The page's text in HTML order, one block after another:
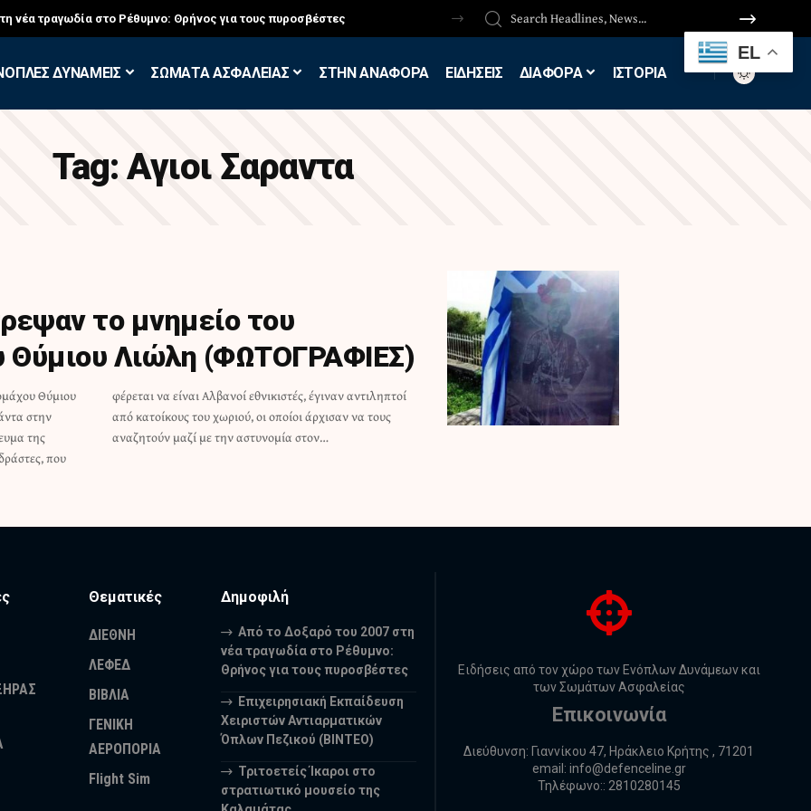
νέα τραγωδία στο Ρέθυμνο: Θρήνος για τους πυροσβέστες
ΔΥΝΑΜΕΙΣ ΣΩΜΑΤΑ ΑΣΦΑΛΕΙΑΣ ΣΤΗΝ ΑΝΑΦΟΡΑ ΕΙΔΗΣΕΙΣ ΔΙΑΦΟΡΑ ΙΣΤΟΡΙΑ
Tag: Αγιοι Σαραντα
το μνημείο του
Θύμιου Λιώλη (ΦΩΤΟΓΡΑΦΙΕΣ)
Θύμιου
στην
της
που
αντιληπτοί
να τους
αναζητούν μαζί με την αστυνομία στον…
Θεματικές
ΔΙΕΘΝΗ
ΛΕΦΕΔ
ΒΙΒΛΙΑ
ΓΕΝΙΚΗ
ΑΕΡΟΠΟΡΙΑ
Flight Sim
Δημοφιλή
Από το Δοξαρό του 2007 στη
νέα τραγωδία στο Ρέθυμνο:
Θρήνος για τους πυροσβέστες
Επιχειρησιακή Εκπαίδευση
Χειριστών Αντιαρματικών
Όπλων Πεζικού (ΒΙΝΤΕΟ)
Τριτοετείς Ίκαροι στο
στρατιωτικό μουσείο της
Ειδήσεις από τον χώρο των Ενόπλων Δυνάμεων και
των Σωμάτων Ασφαλείας
Επικοινωνία
Διεύθυνση: Γιαννίκου 47, Ηράκλειο Κρήτης , 71201
email: info@defenceline.gr
Τηλέφωνο:: 2810280145
EL